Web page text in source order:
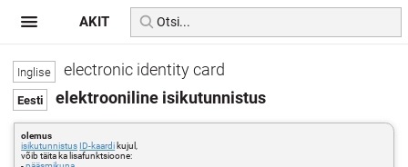
electronic identity card
elektrooniline isikutunnistus
olemus
isikutunnistus ID-kaardi kujul,
võib täita ka lisafunktsioone:
AKIT